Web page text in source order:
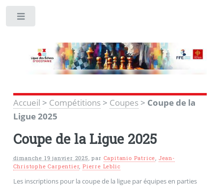
Accueil > Compétitions> Coupes> Coupe de la
Ligue 2025
Coupe de la Ligue 2025
dimanche 19 janvier 2025,par Capitanio Patrice, Jean-
Christophe Carpentier,Pierre Leblic
Les inscriptions pour la coupe de la ligue par équipes en parties